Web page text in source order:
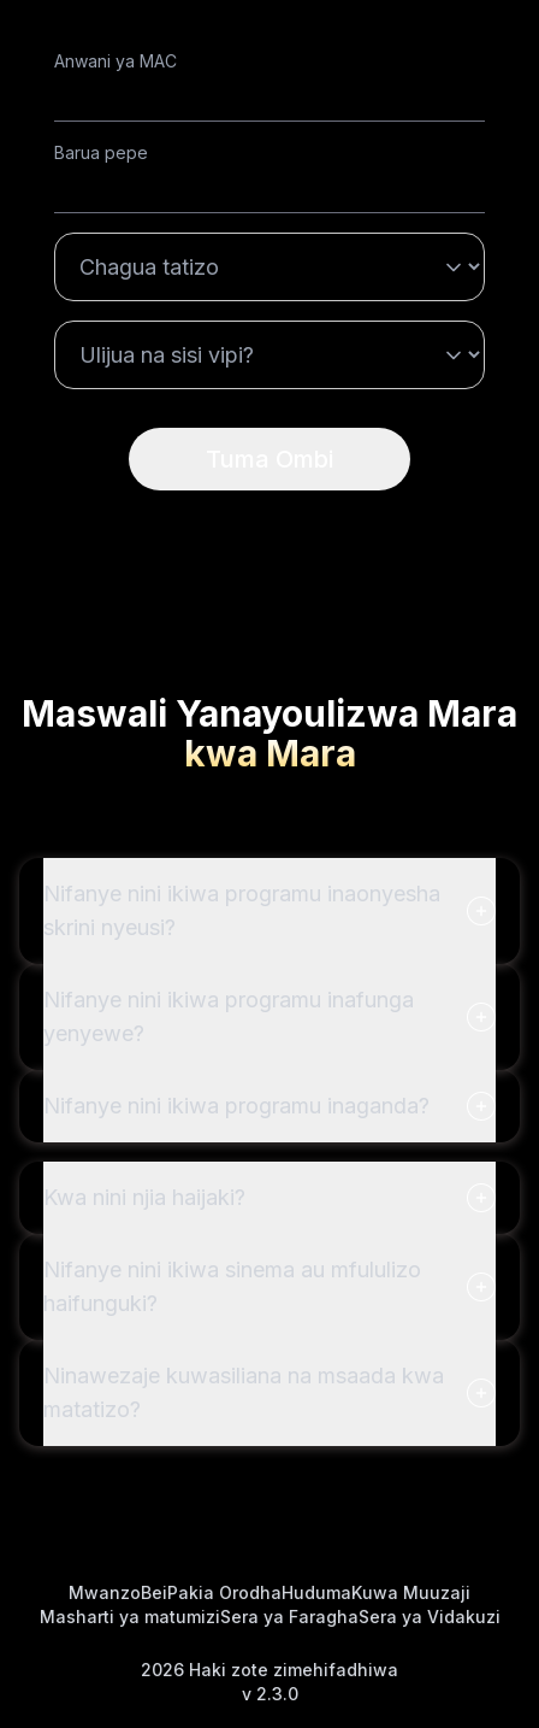
Anwani ya MAC
Barua pepe
Maswali Yanayoulizwa Mara
kwa Mara
Nifanye nini ikiwa programu inaonyesha
skrini nyeusi?
Nifanye nini ikiwa programu inafunga
yenyewe?
Nifanye nini ikiwa programu inaganda?
Kwa nini njia haijaki?
Nifanye nini ikiwa sinema au mfululizo
haifunguki?
Ninawezaje kuwasiliana na msaada kwa
matatizo?
MwanzoBeiPakia OrodhaHudumaKuwa Muuzaji
Masharti ya matumiziSera ya FaraghaSera ya Vidakuzi
2026 Haki zote zimehifadhiwa
v 2.3.0